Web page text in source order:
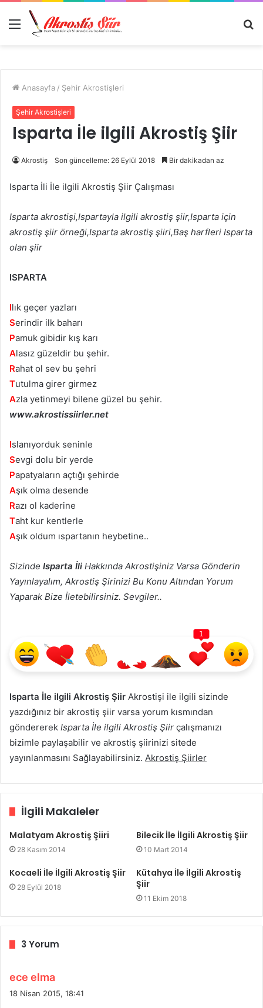
Menü
Anasayfa / Şehir Akrostişleri
Şehir Akrostişleri
Isparta İle ilgili Akrostiş Şiir
Akrostiş Son güncelleme: 26 Eylül 2018 Bir dakikadan az
Isparta İli İle ilgili Akrostiş Şiir Çalışması
Isparta akrostişi,Ispartayla ilgili akrostiş şiir,Isparta için
akrostiş şiir örneği,Isparta akrostiş şiiri,Baş harfleri Isparta
olan şiir
ISPARTA
Ilık geçer yazları
Serindir ilk baharı
Pamuk gibidir kış karı
Alasız güzeldir bu şehir.
Rahat ol sev bu şehri
Tutulma girer girmez
Azla yetinmeyi bilene güzel bu şehir.
www.akrostissiirler.net
Islanıyorduk seninle
Sevgi dolu bir yerde
Papatyaların açtığı şehirde
Aşık olma desende
Razı ol kaderine
Taht kur kentlerle
Aşık oldum ıspartanın heybetine..
Sizinde Isparta İli Hakkında Akrostişiniz Varsa Gönderin
Yayınlayalım, Akrostiş Şirinizi Bu Konu Altından Yorum
Yaparak Bize İletebilirsiniz. Sevgiler..
1
Isparta İle ilgili Akrostiş Şiir Akrostişi ile ilgili sizinde
yazdığınız bir akrostiş şiir varsa yorum kısmından
göndererek Isparta İle ilgili Akrostiş Şiir çalışmanızı
bizimle paylaşabilir ve akrostiş şiirinizi sitede
yayınlanmasını Sağlayabilirsiniz. Akrostiş Şiirler
İlgili Makaleler
Malatyam Akrostiş Şiiri
28 Kasım 2014
Bilecik İle İlgili Akrostiş Şiir
10 Mart 2014
Kocaeli İle İlgili Akrostiş Şiir
28 Eylül 2018
Kütahya İle İlgili Akrostiş
Şiir
11 Ekim 2018
3 Yorum
ece elma
e
18 Nisan 2015, 18:41